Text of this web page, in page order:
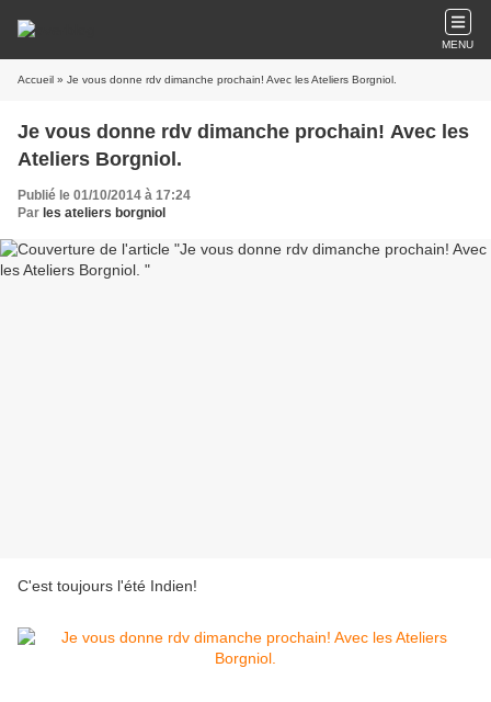
MENU
Accueil » Je vous donne rdv dimanche prochain! Avec les Ateliers Borgniol.
Je vous donne rdv dimanche prochain! Avec les
Ateliers Borgniol.
Publié le 01/10/2014 à 17:24
Par les ateliers borgniol
C'est toujours l'été Indien!